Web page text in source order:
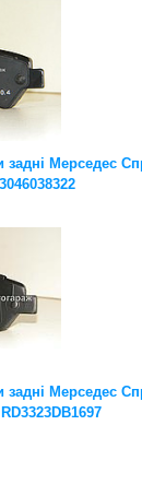
задні Мерседес
задні Мерседес